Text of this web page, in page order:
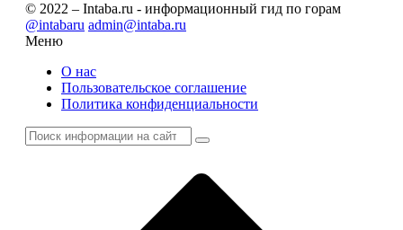
© 2022 – Intaba.ru - информационный гид по горам
@intabaru admin@intaba.ru
Меню
О нас
Пользовательское соглашение
Политика конфиденциальности